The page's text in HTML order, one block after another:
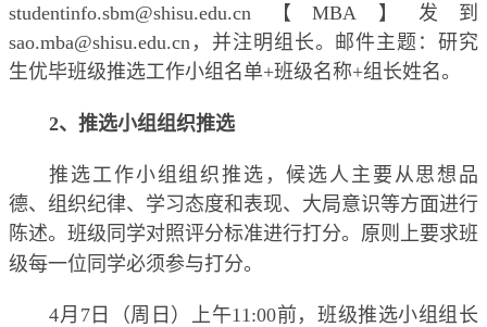
studentinfo.sbm@shisu.edu.cn 【MBA
】发到
sao.mba@shisu.edu.cn ，并注明组长。邮件主题：研究
生优毕班级推选工作小组名单+班级名称+组长姓名。
2、推选小组组织推选
推选工作小组组织推选，候选人主要从思想品
德、组织纪律、学习态度和表现、大局意识等方面进行
陈述。班级同学对照评分标准进行打分。原则上要求班
级每一位同学必须参与打分。
4月 7日（周日）上午11:00前，班级推选小组组长